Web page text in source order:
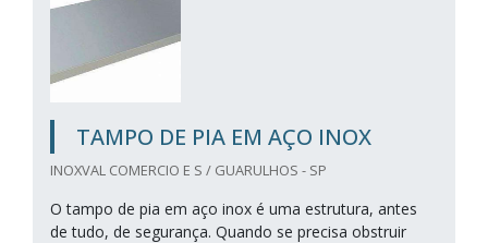
TAMPO DE PIA EM AÇO INOX
INOXVAL COMERCIO E S / GUARULHOS - SP
O tampo de pia em aço inox é uma estrutura, antes
de tudo, de segurança. Quando se precisa obstruir